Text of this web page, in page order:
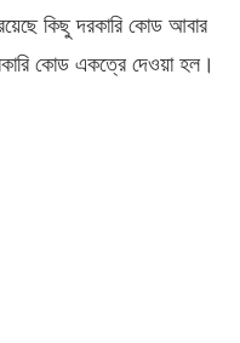
কিছু দরকারি কোড আবার
কোড একত্রে দেওয়া হল।